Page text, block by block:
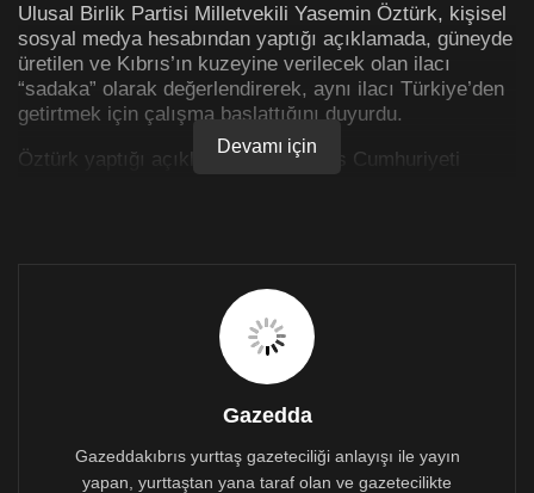
Ulusal Birlik Partisi Milletvekili Yasemin Öztürk, kişisel
sosyal medya hesabından yaptığı açıklamada, güneyde
üretilen ve Kıbrıs’ın kuzeyine verilecek olan ilacı
“sadaka” olarak değerlendirerek, aynı ilacı Türkiye’den
getirtmek için çalışma başlattığını duyurdu.
Öztürk yaptığı açıklamasında, Kıbrıs Cumhuriyeti
Öztürk açıklamasının devamında şunları kaydetti:
” Ben, hem şahsi, hem de bu ülkenin Milletvekili olarak
Güney Kıbrıs Rum Yönetiminin göndereceği bu
sadakayı kabul etmiyor, ayrıca en hızlı şekilde, bu
ilacın maliyetini kendi cebimden karşılamak suretiyle
Türkiye’den bu ilaçları getirmek için çalışmalara
başlıyorum.”
Devamı için
Gazedda
Gazeddakıbrıs yurttaş gazeteciliği anlayışı ile yayın
yapan, yurttaştan yana taraf olan ve gazetecilikte